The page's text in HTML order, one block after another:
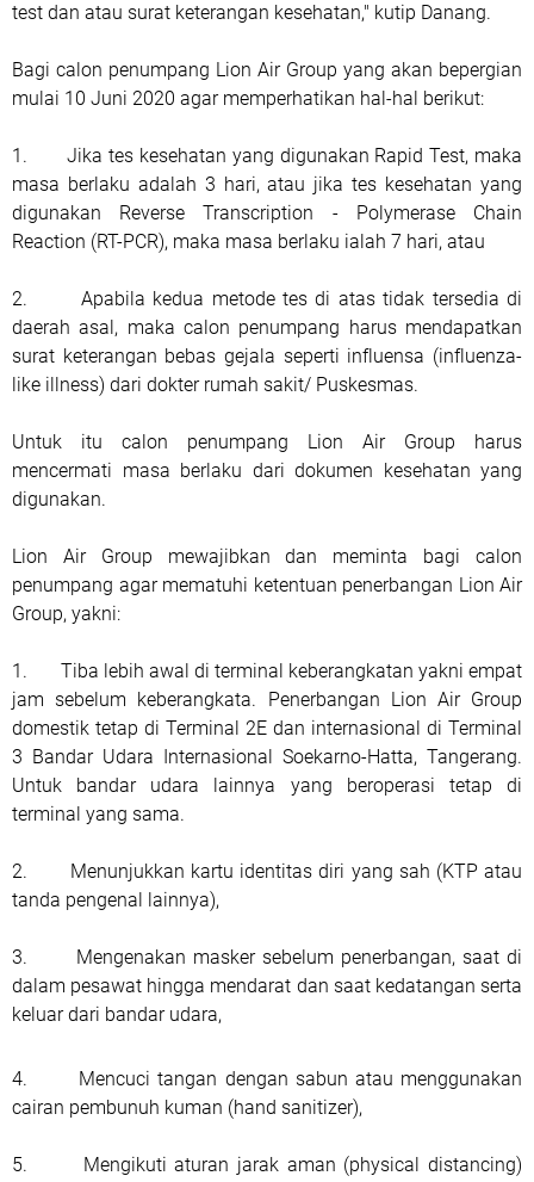
test dan atau surat keterangan kesehatan," kutip Danang.
Bagi calon penumpang Lion Air Group yang akan bepergian
mulai 10 Juni 2020 agar memperhatikan hal-hal berikut:
1. Jika tes kesehatan yang digunakan Rapid Test, maka
masa berlaku adalah 3 hari, atau jika tes kesehatan yang
digunakan Reverse Transcription - Polymerase Chain
Reaction (RT-PCR), maka masa berlaku ialah 7 hari, atau
2. Apabila kedua metode tes di atas tidak tersedia di
daerah asal, maka calon penumpang harus mendapatkan
surat keterangan bebas gejala seperti influensa (influenza-
like illness) dari dokter rumah sakit/ Puskesmas.
Untuk itu calon penumpang Lion Air Group harus
mencermati masa berlaku dari dokumen kesehatan yang
digunakan.
Lion Air Group mewajibkan dan meminta bagi calon
penumpang agar mematuhi ketentuan penerbangan Lion Air
Group, yakni:
1. Tiba lebih awal di terminal keberangkatan yakni empat
jam sebelum keberangkata. Penerbangan Lion Air Group
domestik tetap di Terminal 2E dan internasional di Terminal
3 Bandar Udara Internasional Soekarno-Hatta, Tangerang.
Untuk bandar udara lainnya yang beroperasi tetap di
terminal yang sama.
2. Menunjukkan kartu identitas diri yang sah (KTP atau
tanda pengenal lainnya),
3. Mengenakan masker sebelum penerbangan, saat di
dalam pesawat hingga mendarat dan saat kedatangan serta
keluar dari bandar udara,
4. Mencuci tangan dengan sabun atau menggunakan
cairan pembunuh kuman (hand sanitizer),
5. Mengikuti aturan jarak aman (physical distancing)